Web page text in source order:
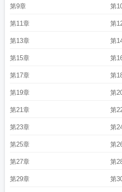
豆瓣隔墙花全文阅读 笔趣阁 隔墙花免费阅
歌词隔墙花AB0 隔墙花 任平生主要内容隔
网隔墙花任平生全文阅读 隔墙花隔岸观火
生txt隔墙花什么意思 隔墙花
大全客厅
隔墙花by任平生
任平生讲什么
隔
by任平生txt百度
隔墙花
来什么意思
隔墙花结局女主和谁在一起隔
第9章 第
第11章 第
第13章 第
第15章 第
第17章 第
第19章 第
第21章 第
第23章 第
第25章 第
第27章 第
第29章 第